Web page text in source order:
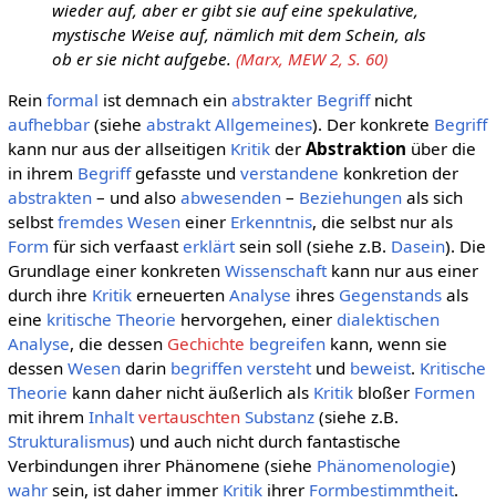
wieder auf, aber er gibt sie auf eine spekulative,
mystische Weise auf, nämlich mit dem Schein, als
ob er sie nicht aufgebe. (Marx, MEW 2, S. 60)
Rein formal ist demnach ein abstrakter Begriffnicht
aufhebbar(siehe abstrakt Allgemeines). Der konkrete Begriff
kann nur aus der allseitigen Kritikder Abstraktion über die
in ihrem Begriffgefasste und verstandene konkretion der
abstrakten– und also abwesenden– Beziehungenals sich
selbstfremdes Weseneiner Erkenntnis, die selbst nur als
Form für sich verfaasterklärtsein soll (siehe z.B. Dasein). Die
Grundlage einer konkreten Wissenschaftkann nur aus einer
durch ihre Kritikerneuerten Analyse ihres Gegenstandsals
eine kritische Theorie hervorgehen, einer dialektischen
Analyse, die dessen Gechichte begreifenkann, wenn sie
dessen Wesendarin begriffen verstehtund beweist. Kritische
Theorie kann daher nicht äußerlich als Kritikbloßer Formen
mit ihrem Inhalt vertauschten Substanz(siehe z.B.
Strukturalismus) und auch nicht durch fantastische
Verbindungen ihrer Phänomene (siehe Phänomenologie)
wahrsein, ist daher immer Kritikihrer Formbestimmtheit.